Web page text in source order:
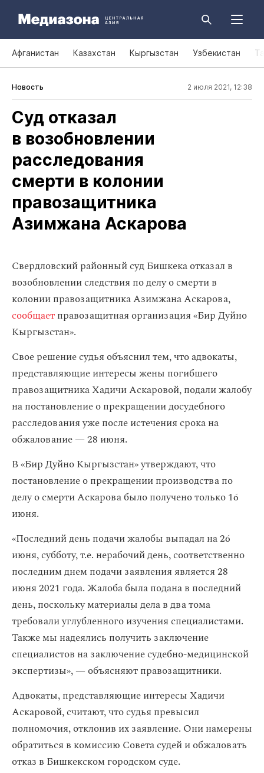
Афганистан Казахстан Кыргызстан Узбекистан
Новость 2 июля 2021, 12:38
Суд отказал
в возобновлении
расследования
смерти в колонии
правозащитника
Азимжана Аскарова
Свердловский районный суд Бишкека отказал в
возобновлении следствия по делу о смерти в
колонии правозащитника Азимжана Аскарова,
сообщаетправозащитная организация «Бир Дуйно
Кыргызстан».
Свое решение судья объяснил тем, что адвокаты,
представляющие интересы жены погибшего
правозащитника Хадичи Аскаровой, подали жалобу
на постановление о прекращении досудебного
расследования уже после истечения срока на
обжалование — 28 июня.
В «Бир Дуйно Кыргызстан» утверждают, что
постановление о прекращении производства по
делу о смерти Аскарова было получено только 16
июня.
«Последний день подачи жалобы выпадал на 26
июня, субботу, т.е. нерабочий день, соответственно
последним днем подачи заявления является 28
июня 2021 года. Жалоба была подана в последний
день, поскольку материалы дела в два тома
требовали углубленного изучения специалистами.
Также мы надеялись получить заключение
специалистов на заключение судебно-медицинской
экспертизы», — объясняют правозащитники.
Адвокаты, представляющие интересы Хадичи
Аскаровой, считают, что судья превысил
полномочия, отклонив их заявление. Они намерены
обратиться в комиссию Совета судей и обжаловать
отказ в Бишкекском городском суде.